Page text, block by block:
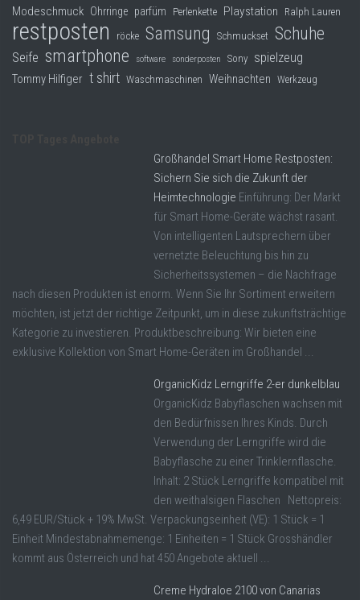
Modeschmuck Ohrringe parfüm Perlenkette Playstation Ralph Lauren
restposten röcke Samsung Schmuckset Schuhe
Seife smartphone software sonderposten Sony spielzeug
Tommy Hilfiger t shirt Waschmaschinen Weihnachten Werkzeug
Großhandel Smart Home Restposten:
Sichern Sie sich die Zukunft der
Heimtechnologie Einführung: Der Markt
für Smart Home-Geräte wächst rasant.
Von intelligenten Lautsprechern über
vernetzte Beleuchtung bis hin zu
Sicherheitssystemen – die Nachfrage
nach diesen Produkten ist enorm. Wenn Sie Ihr Sortiment erweitern
möchten, ist jetzt der richtige Zeitpunkt, um in diese zukunftsträchtige
Kategorie zu investieren. Produktbeschreibung: Wir bieten eine
exklusive Kollektion von Smart Home-Geräten im Großhandel ...
OrganicKidz Lerngriffe 2-er dunkelblau
OrganicKidz Babyflaschen wachsen mit
den Bedürfnissen Ihres Kinds. Durch
Verwendung der Lerngriffe wird die
Babyflasche zu einer Trinklernflasche.
Inhalt: 2 Stück Lerngriffe kompatibel mit
den weithalsigen Flaschen Nettopreis:
6,49 EUR/Stück + 19% MwSt. Verpackungseinheit (VE): 1 Stück = 1
Einheit Mindestabnahmemenge: 1 Einheiten = 1 Stück Grosshändler
kommt aus Österreich und hat 450 Angebote aktuell ...
Creme Hydraloe 2100 von Canarias